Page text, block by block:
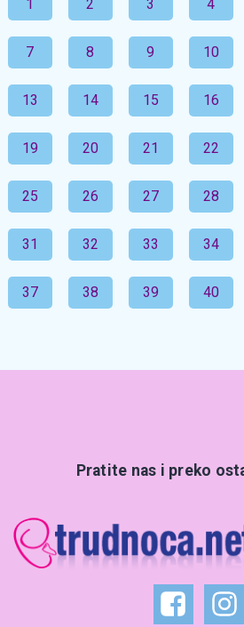
1
2 3 4
7 8 9 10
13 14 15 16
19 20 21 22
25 26 27 28
31 32 33 34
37 38 39 40
Pratite nas i preko